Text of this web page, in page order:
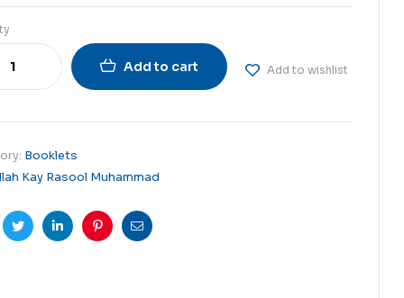
Add to cart Add to wishlist
Booklets
Kay Rasool Muhammad
TwitterLinkedinPinterest
Email